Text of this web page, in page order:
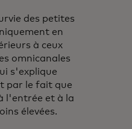
des petites
en
à ceux
omnicanales
s'explique
par le fait que
l'entrée et à la
élevées.